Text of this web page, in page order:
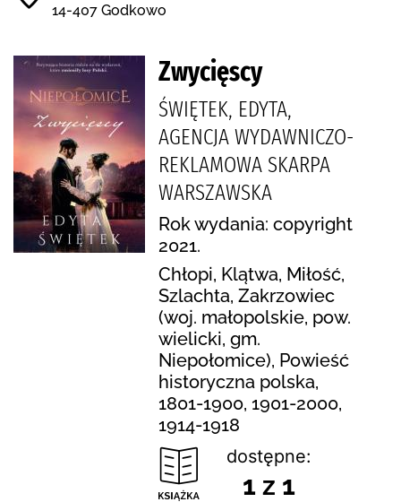
14-407 Godkowo
Zwycięscy
ŚWIĘTEK, EDYTA,
AGENCJA WYDAWNICZO-
REKLAMOWA SKARPA
WARSZAWSKA
Rok wydania: copyright
2021.
Chłopi, Klątwa, Miłość,
Szlachta, Zakrzowiec
(woj. małopolskie, pow.
wielicki, gm.
Niepołomice), Powieść
historyczna polska,
1801-1900, 1901-2000,
1914-1918
dostępne:
1 z 1